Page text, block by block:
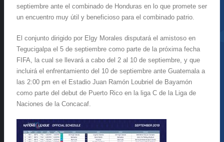
septiembre ante el combinado de Honduras en lo que promete ser
un encuentro muy útil y beneficioso para el combinado patrio.
El conjunto dirigido por Elgy Morales disputará el amistoso en
Tegucigalpa el 5 de septiembre como parte de la próxima fecha
FIFA, la cual se llevará a cabo del 2 al 10 de septiembre, y que
incluirá el enfrentamiento del 10 de septiembre ante Guatemala a
las 2:00 pm en el Estadio Juan Ramón Loubriel de Bayamón
como parte del debut de Puerto Rico en la liga C de la Liga de
Naciones de la Concacaf.